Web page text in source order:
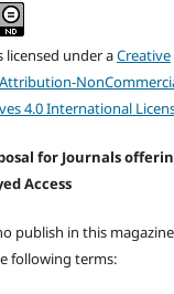
licensed under aCreative
4.0 International
for Journals
Access
publish in this magazine
following terms: